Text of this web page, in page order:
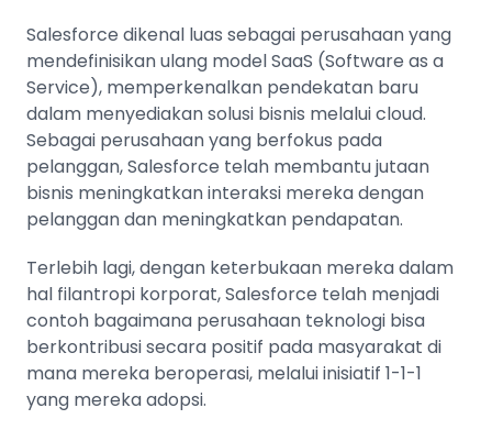
Salesforce dikenal luas sebagai perusahaan yang
mendefinisikan ulang model SaaS (Software as a
Service), memperkenalkan pendekatan baru
dalam menyediakan solusi bisnis melalui cloud.
Sebagai perusahaan yang berfokus pada
pelanggan, Salesforce telah membantu jutaan
bisnis meningkatkan interaksi mereka dengan
pelanggan dan meningkatkan pendapatan.
Terlebih lagi, dengan keterbukaan mereka dalam
hal filantropi korporat, Salesforce telah menjadi
contoh bagaimana perusahaan teknologi bisa
berkontribusi secara positif pada masyarakat di
mana mereka beroperasi, melalui inisiatif 1-1-1
yang mereka adopsi.